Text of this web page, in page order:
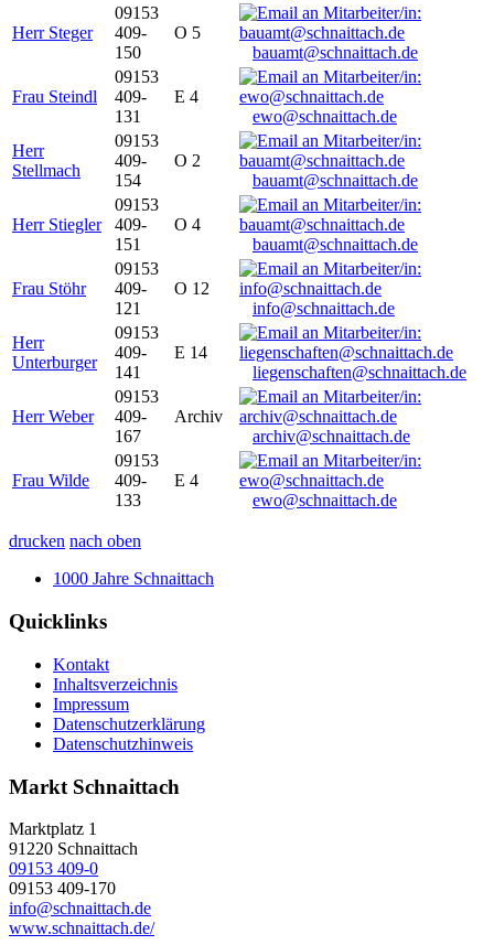
Herr Steger
09153
409-
150
O 5
bauamt@schnaittach.de
Frau Steindl
09153
409-
131
E 4
ewo@schnaittach.de
Herr
Stellmach
09153
409-
154
O 2
bauamt@schnaittach.de
Herr Stiegler
09153
409-
151
O 4
bauamt@schnaittach.de
Frau Stöhr
09153
409-
121
O 12
info@schnaittach.de
Herr
Unterburger
09153
409-
141
E 14
liegenschaften@schnaittach.de
Herr Weber
09153
409-
167
Archiv
archiv@schnaittach.de
Frau Wilde
09153
409-
133
E 4
ewo@schnaittach.de
drucken nach oben
1000 Jahre Schnaittach
Quicklinks
Kontakt
Inhaltsverzeichnis
Impressum
Datenschutzerklärung
Datenschutzhinweis
Markt Schnaittach
Marktplatz 1
91220 Schnaittach
09153 409-0
09153 409-170
info@schnaittach.de
www.schnaittach.de/